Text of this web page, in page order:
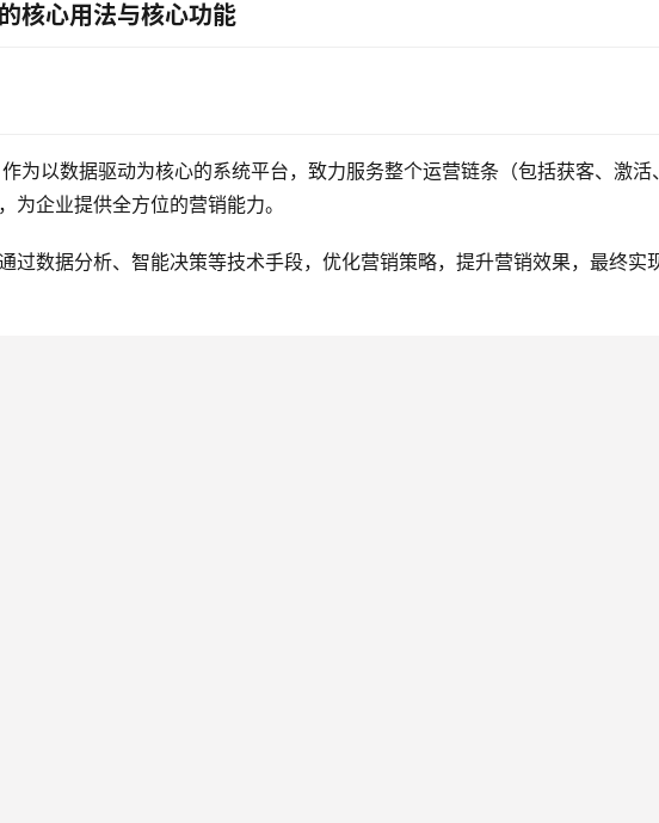
核心用法与核心功能
为以数据驱动为核心的系统平台，致力服务整个运营链条（包括获客、激活
为企业提供全方位的营销能力。
过数据分析、智能决策等技术手段，优化营销策略，提升营销效果，最终实